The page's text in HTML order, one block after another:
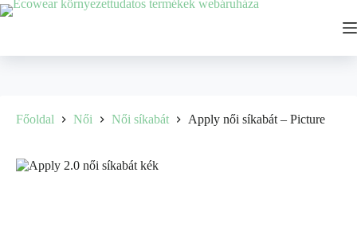
Főoldal Női Női síkabát Apply női síkabát – Picture